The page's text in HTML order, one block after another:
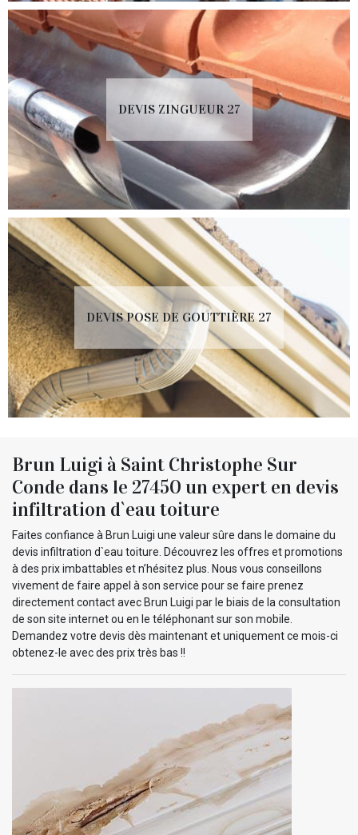
DEVIS ZINGUEUR 27
DEVIS POSE DE GOUTTIÈRE 27
Brun Luigi à Saint Christophe Sur
Conde dans le 27450 un expert en devis
infiltration d`eau toiture
Faites confiance à Brun Luigi une valeur sûre dans le domaine du
devis infiltration d`eau toiture. Découvrez les offres et promotions
à des prix imbattables et n’hésitez plus. Nous vous conseillons
vivement de faire appel à son service pour se faire prenez
directement contact avec Brun Luigi par le biais de la consultation
de son site internet ou en le téléphonant sur son mobile.
Demandez votre devis dès maintenant et uniquement ce mois-ci
obtenez-le avec des prix très bas !!